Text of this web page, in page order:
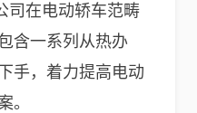
司在电动轿车范畴
含一系列从热办
手，着力提高电动
。